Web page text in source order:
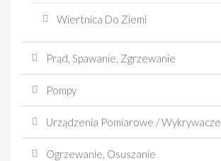
Wiertnica Do Ziemi
Prąd, Spawanie, Zgrzewanie
Pompy
Urządzenia Pomiarowe / Wykrywacze
Ogrzewanie, Osuszanie